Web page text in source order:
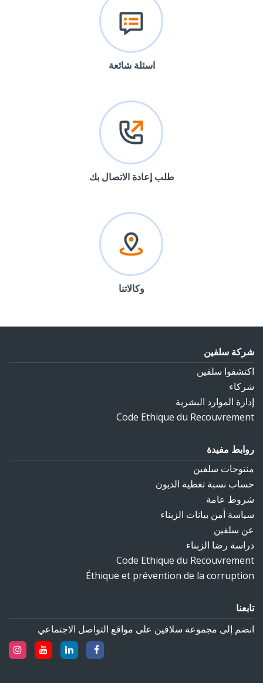
اسئلة شائعة
طلب إعادة الاتصال بك
وكالاتنا
شركة سلفين
اكتشفوا سلفين
شركاء
إدارة الموارد البشرية
Code Ethique du Recouvrement
روابط مفيدة
منتوجات سلفين
حساب نسبة تغطية الديون‎
شروط عامة
سياسة أمن بيانات الزبناء
عن سلفين
دراسة رضا الزبناء
Code Ethique du Recouvrement
Éthique et prévention de la corruption
تابعنا
انضم إلى مجموعة سلافين على مواقع التواصل الاجتماعي‎